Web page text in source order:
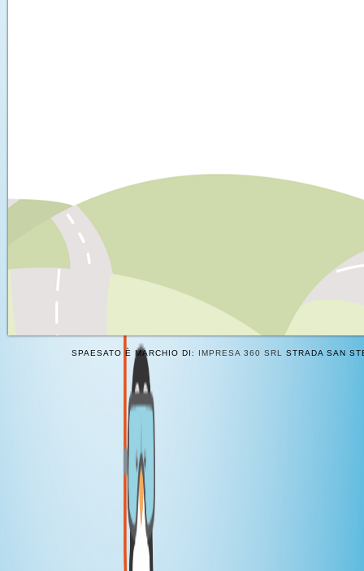
SPAESATO È MARCHIO DI: IMPRESA 360 SRL STRADA SAN